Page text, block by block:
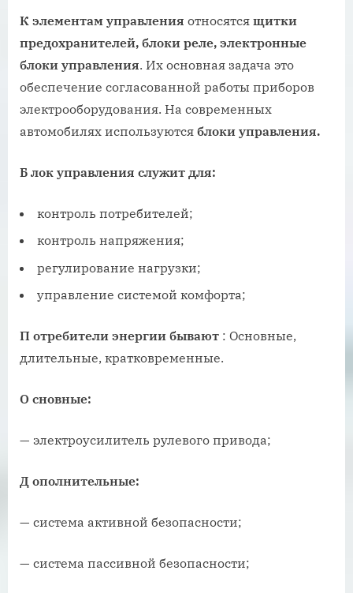
К элементам управления относятся щитки
предохранителей, блоки реле, электронные
блоки управления. Их основная задача это
обеспечение согласованной работы приборов
электрооборудования. На современных
автомобилях используются блоки управления.
Б лок управления служит для:
контроль потребителей;
контроль напряжения;
регулирование нагрузки;
управление системой комфорта;
П отребители энергии бывают : Основные,
длительные, кратковременные.
О сновные:
— электроусилитель рулевого привода;
Д ополнительные:
— система активной безопасности;
— система пассивной безопасности;